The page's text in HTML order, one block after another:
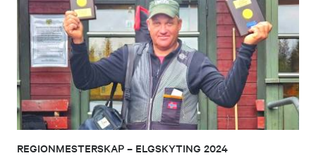
REGIONMESTERSKAP – ELGSKYTING 2024